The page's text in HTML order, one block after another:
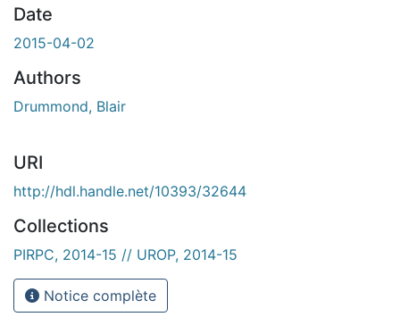
Date
2015-04-02
Authors
Drummond, Blair
URI
http://hdl.handle.net/10393/32644
Collections
PIRPC, 2014-15 // UROP, 2014-15
Notice complète